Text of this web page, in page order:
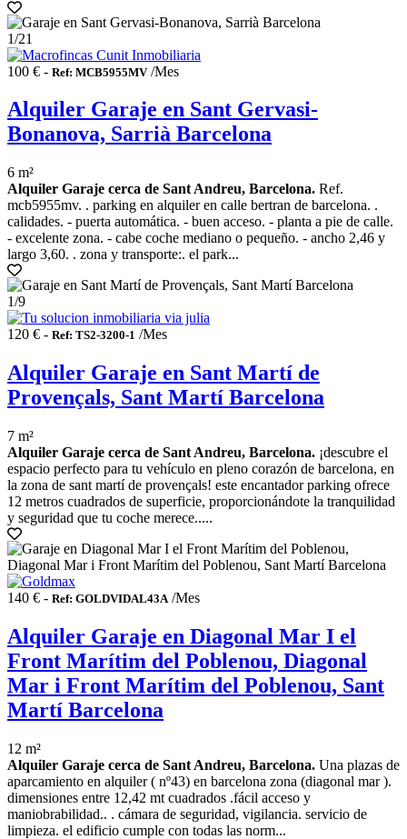
1/21
100 € - Ref: MCB5955MV/Mes
Alquiler Garaje en Sant Gervasi-
Bonanova, Sarrià Barcelona
6 m²
Alquiler Garaje cerca de Sant Andreu, Barcelona. Ref.
mcb5955mv. . parking en alquiler en calle bertran de barcelona. .
calidades. - puerta automática. - buen acceso. - planta a pie de calle.
- excelente zona. - cabe coche mediano o pequeño. - ancho 2,46 y
largo 3,60. . zona y transporte:. el park...
1/9
120 € - Ref: TS2-3200-1 /Mes
Alquiler Garaje en Sant Martí de
Provençals, Sant Martí Barcelona
7 m²
Alquiler Garaje cerca de Sant Andreu, Barcelona. ¡descubre el
espacio perfecto para tu vehículo en pleno corazón de barcelona, en
la zona de sant martí de provençals! este encantador parking ofrece
12 metros cuadrados de superficie, proporcionándote la tranquilidad
y seguridad que tu coche merece.....
140 € - Ref: GOLDVIDAL43A /Mes
Alquiler Garaje en Diagonal Mar I el
Front Marítim del Poblenou, Diagonal
Mar i Front Marítim del Poblenou, Sant
Martí Barcelona
12 m²
Alquiler Garaje cerca de Sant Andreu, Barcelona. Una plazas de
aparcamiento en alquiler ( nº43) en barcelona zona (diagonal mar ).
dimensiones entre 12,42 mt cuadrados .fácil acceso y
maniobrabilidad.. . cámara de seguridad, vigilancia. servicio de
limpieza. el edificio cumple con todas las norm...